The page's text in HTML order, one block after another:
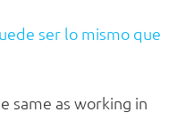
ser lo mismo que
same as working in